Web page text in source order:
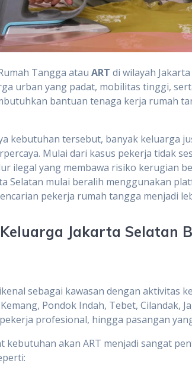
Tangga atauART di wilayah
urban yang padat, mobilitas tinggi,
bantuan tenaga kerja rumah
kebutuhan tersebut, banyak keluarga
Mulai dari kasus pekerja tidak
ilegal yang membawa risiko kerugian
Selatan mulai beralih menggunakan
pekerja rumah tangga menjadi
Jakarta Selatan
sebagai kawasan dengan aktivitas
Pondok Indah, Tebet, Cilandak,
profesional, hingga pasangan
kebutuhan akan ART menjadi sangat